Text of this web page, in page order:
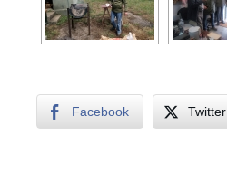
Facebook Twitter